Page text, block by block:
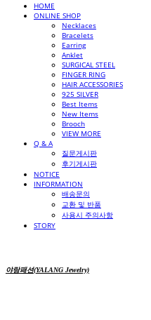
HOME
ONLINE SHOP
Necklaces
Bracelets
Earring
Anklet
SURGICAL STEEL
FINGER RING
HAIR ACCESSORIES
925 SILVER
Best Items
New Items
Brooch
VIEW MORE
Q & A
질문게시판
후기게시판
NOTICE
INFORMATION
배송문의
교환 및 반품
사용시 주의사항
STORY
야랑패션(YALANG Jewelry)